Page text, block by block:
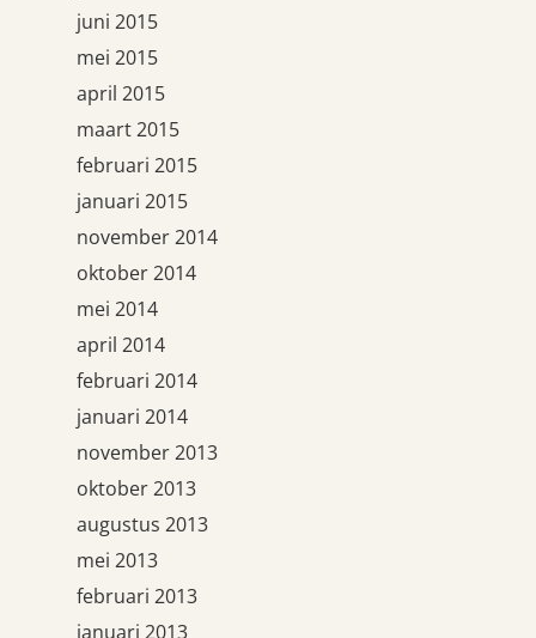
juni 2015
mei 2015
april 2015
maart 2015
februari 2015
januari 2015
november 2014
oktober 2014
mei 2014
april 2014
februari 2014
januari 2014
november 2013
oktober 2013
augustus 2013
mei 2013
februari 2013
januari 2013